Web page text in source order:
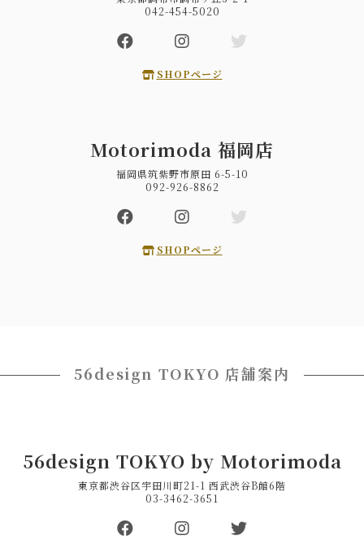
042-454-5020
SHOPページ
Motorimoda 福岡店
福岡県筑紫野市原田 6-5-10
092-926-8862
SHOPページ
56design TOKYO 店舗案内
56design TOKYO by Motorimoda
東京都渋谷区宇田川町21-1 西武渋谷B館6階
03-3462-3651